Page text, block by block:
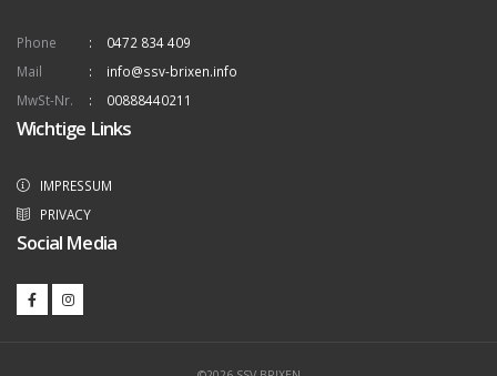
Phone
0472 834 409
Mail
info@ssv-brixen.info
MwSt-Nr.
00888440211
Wichtige Links
IMPRESSUM
PRIVACY
Social Media